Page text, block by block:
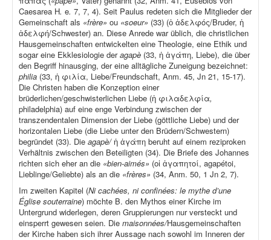
Caesarea H. e. 7, 7, 4). Seit Paulus redeten sich die Mitglieder der
Gemeinschaft als «frère» ou «soeur» (33) (ὁ ἀδελφός/Bruder, ἡ
ἀδελφή/Schwester) an. Diese Anrede war üblich, die christlichen
Hausgemeinschaften entwickelten eine Theologie, eine Ethik und
sogar eine Ekklesiologie deragapè (33, ἡ ἀγάπη, Liebe), die über
den Begriff hinausging, der eine alltägliche Zuneigung bezeichnet:
philia (33, ἡ φιλία, Liebe/Freundschaft, Anm. 45, Jn 21, 15-17).
Die Christen haben die Konzeption einer
brüderlichen/geschwisterlichen Liebe (ἡ φιλαδελφία,
philadelphia) auf eine enge Verbindung zwischen der
transzendentalen Dimension der Liebe (göttliche Liebe) und der
horizontalen Liebe (die Liebe unter den Brüdern/Schwestern)
begründet (33). Die agapè/ἡ ἀγάπη beruht auf einem reziproken
Verhältnis zwischen den Beteiligten (34). Die Briefe des Johannes
richten sich eher an die «bien-aimés» (οἱ ἀγαπητοί, agapétoi,
Lieblinge/Geliebte) als an die «frères» (34, Anm. 50, 1 Jn 2, 7).
Im zweiten Kapitel (Ni cachées, ni confinées: le mythe d’une
Église souterraine) möchte B. den Mythos einer Kirche im
Untergrund widerlegen, deren Gruppierungen nur versteckt und
einsperrt gewesen seien. Die maisonnées/Hausgemeinschaften
der Kirche haben sich ihrer Aussage nach sowohl im Inneren der